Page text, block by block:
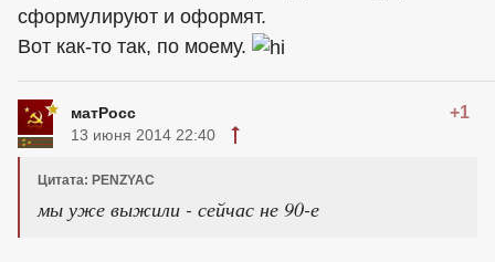
сформулируют и оформят.
Вот как-то так, по моему.
матРосс +1
13 июня 2014 22:40
Цитата: PENZYAC
мы уже выжили - сейчас не 90-е